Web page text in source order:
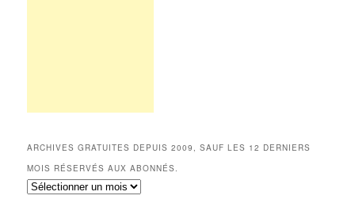
ARCHIVES GRATUITES DEPUIS 2009, SAUF LES 12 DERNIERS
MOIS RÉSERVÉS AUX ABONNÉS.
Archives